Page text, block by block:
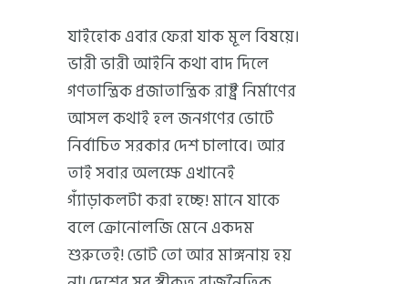
যাইহোক এবার ফেরা যাক মূল বিষয়ে।
ভারী ভারী আইনি কথা বাদ দিলে
গণতান্ত্রিক প্রজাতান্ত্রিক রাষ্ট্র নির্মাণের
আসল কথাই হল জনগণের ভোটে
নির্বাচিত সরকার দেশ চালাবে। আর
তাই সবার অলক্ষে এখানেই
গ্যাঁড়াকলটা করা হচ্ছে! মানে যাকে
বলে ক্রোনোলজি মেনে একদম
শুরুতেই! ভোট তো আর মাঙ্গনায় হয়